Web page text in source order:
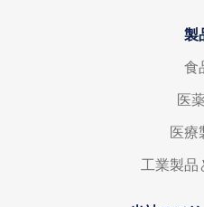
製
食
医
医療
工業製品